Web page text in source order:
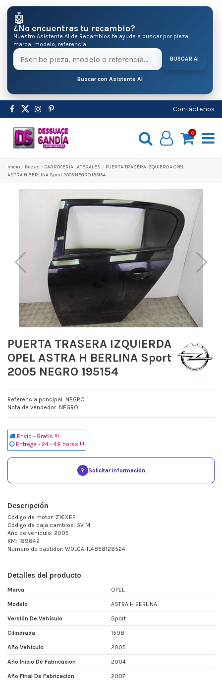
🤖
¿No encuentras tu recambio?
Nuestro Asistente AI de Recambios te ayuda a buscar por pieza,
marca, modelo, referencia.
BUSCAR AI
Buscar con Asistente AI
Contáctenos
0
Inicio Pіezas CARROCERIA LATERALES
PUERTA TRASERA IZQUIERDA OPEL
ASTRA H BERLINA Sport 2005 NEGRO 195154
PUERTA TRASERA IZQUIERDA
OPEL ASTRA H BERLINA Sport
2005 NEGRO 195154
Referencia principal: NEGRO
Nota de vendedor: NEGRO
Envio - Gratis !!!
Entrega - 24 - 48 horas !!!
? Solicitar información
Descripción
Código de motor: Z16XEP
Código de caja cambios: 5V M
Año de vehículo: 2005
KM: 189842
Numero de bastidor: W0L0AHL4858128524
Detalles del producto
Marca OPEL
Modelo ASTRA H BERLINA
Versión De Vehículo Sport
Cilindrada 1598
Año Vehículo 2005
Año Inicio De Fabricacion 2004
Año Final De Fabricacion 2007